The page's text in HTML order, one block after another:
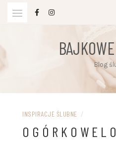
Blog
INSPIRACJE ŚLUBNE /
O G Ó R K O W E L